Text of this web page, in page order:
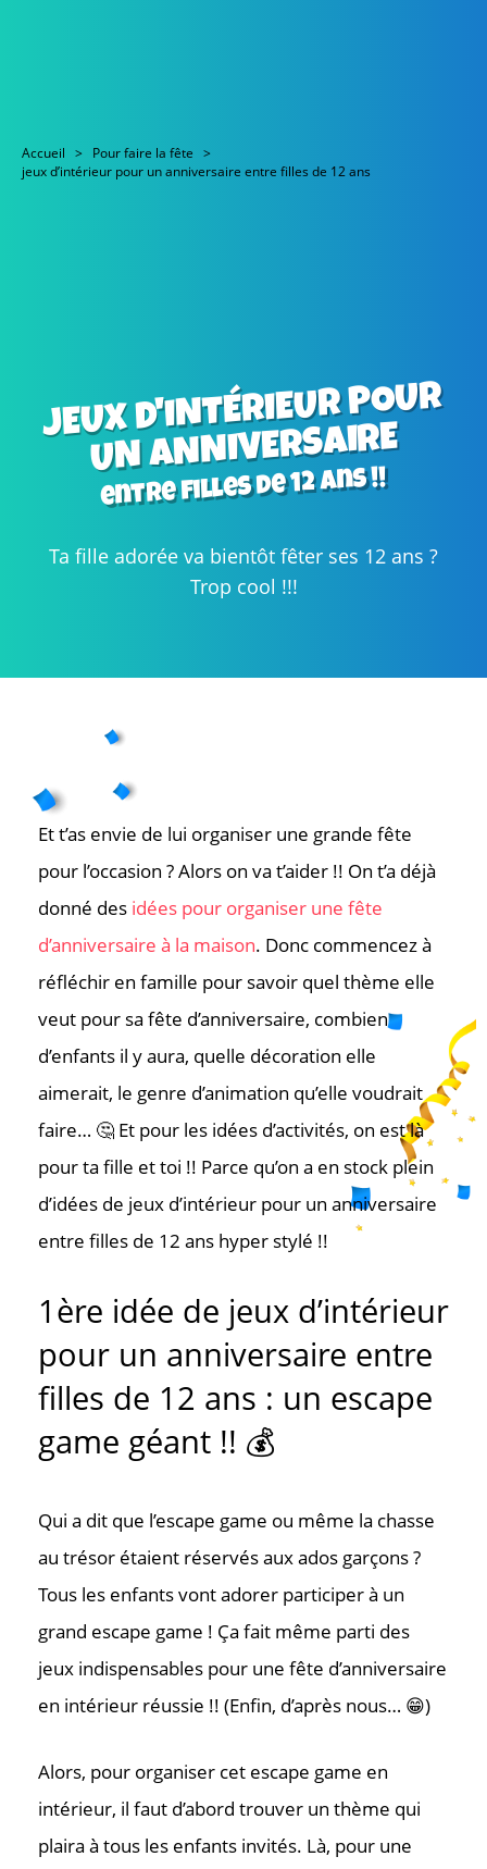
Accueil
Pour faire la fête
jeux d’intérieur pour un anniversaire entre filles de 12 ans
JEUX D'INTÉRIEUR POUR
UN ANNIVERSAIRE
entre filles de 12 ans !!
Ta fille adorée va bientôt fêter ses 12 ans ?
Trop cool !!!
Et t’as envie de lui organiser une grande fête
pour l’occasion ? Alors on va t’aider !! On t’a déjà
donné des idées pour organiser une fête
d’anniversaire à la maison. Donc commencez à
réfléchir en famille pour savoir quel thème elle
veut pour sa fête d’anniversaire, combien
d’enfants il y aura, quelle décoration elle
aimerait, le genre d’animation qu’elle voudrait
faire… 🤔 Et pour les idées d’activités, on est là
pour ta fille et toi !! Parce qu’on a en stock plein
d’idées de jeux d’intérieur pour un anniversaire
entre filles de 12 ans hyper stylé !!
1ère idée de jeux d’intérieur
pour un anniversaire entre
filles de 12 ans : un escape
game géant !! 💰
Qui a dit que l’escape game ou même la chasse
au trésor étaient réservés aux ados garçons ?
Tous les enfants vont adorer participer à un
grand escape game ! Ça fait même parti des
jeux indispensables pour une fête d’anniversaire
en intérieur réussie !! (Enfin, d’après nous… 😁)
Alors, pour organiser cet escape game en
intérieur, il faut d’abord trouver un thème qui
plaira à tous les enfants invités. Là, pour une